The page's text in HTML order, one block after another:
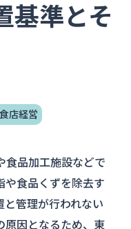
基準とそ
店経営
食品加工施設などで
や食品くずを除去す
と管理が行われない
原因となるため、東